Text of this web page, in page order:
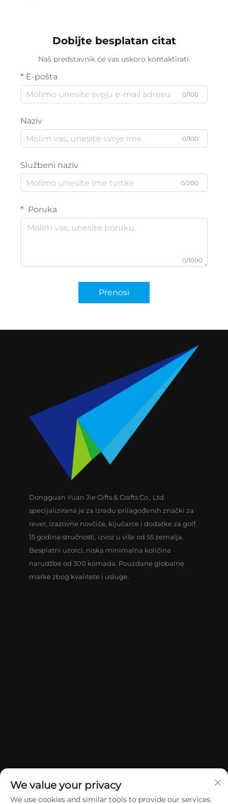
Dobijte besplatan citat
Naš predstavnik će vas uskoro kontaktirati.
E-pošta
0/100
Naziv
0/100
Službeni naziv
0/200
Poruka
0/1000
Prenosi
Dongguan Yuan Jie Gifts & Crafts Co., Ltd.
specijalizirana je za izradu prilagođenih znački za
rever, izazovne novčiće, ključarce i dodatke za golf.
15 godina stručnosti, izvoz u više od 55 zemalja.
Besplatni uzorci, niska minimalna količina
narudžbe od 300 komada. Pouzdane globalne
marke zbog kvalitete i usluge.
We value your privacy
We use cookies and similar tools to provide our services.